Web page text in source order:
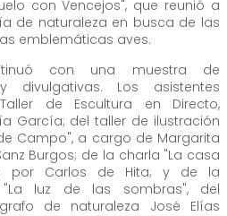
con Vencejos", que reunió a
de naturaleza en busca de las
emblemáticas aves.
con una muestra de
divulgativas. Los asistentes
de Escultura en Directo,
García; del taller de ilustración
Campo", a cargo de Margarita
Burgos; de la charla "La casa
por Carlos de Hita; y de la
luz de las sombras", del
de naturaleza José Elías